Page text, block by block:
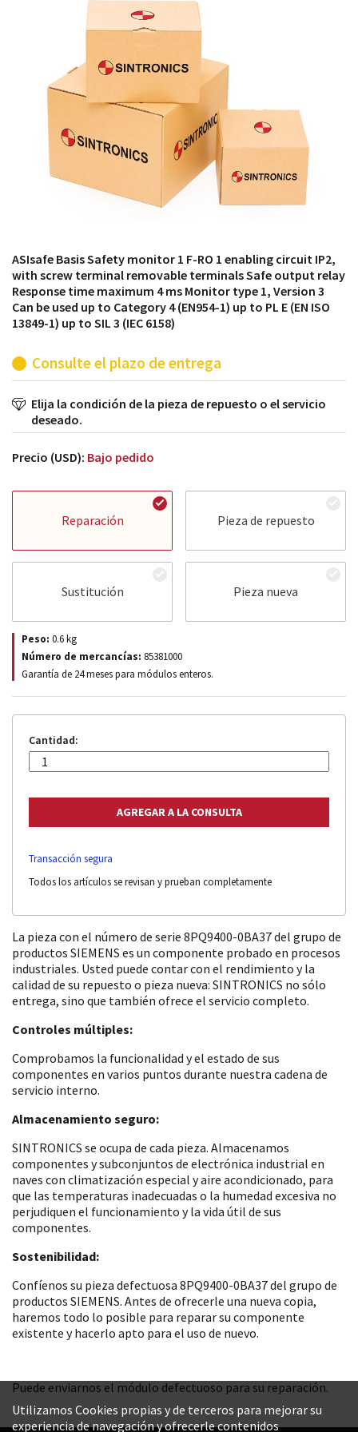
módulos antiguos a un alto nivel técnico o sustitución
de módulos descontinuados por módulos del propio
ASIsafe Basis Safety monitor 1 F-RO 1 enabling circuit IP2,
with screw terminal removable terminals Safe output relay
Response time maximum 4 ms Monitor type 1, Version 3
Can be used up to Category 4 (EN954-1) up to PL E (EN ISO
13849-1) up to SIL 3 (IEC 6158)
Consulte el plazo de entrega
Elija la condición de la pieza de repuesto o el servicio
deseado.
Precio (USD): Bajo pedido
Reparación Pieza de repuesto
Sustitución Pieza nueva
Peso: 0.6kg
Número de mercancías: 85381000
Garantía de 24 meses para módulos enteros.
Cantidad:
Transacción segura
Todos los artículos se revisan y prueban completamente
La pieza con el número de serie 8PQ9400-0BA37 del grupo de
productos SIEMENS es un componente probado en procesos
industriales. Usted puede contar con el rendimiento y la
calidad de su repuesto o pieza nueva: SINTRONICS no sólo
entrega, sino que también ofrece el servicio completo.
Controles múltiples:
Comprobamos la funcionalidad y el estado de sus
componentes en varios puntos durante nuestra cadena de
servicio interno.
Almacenamiento seguro:
SINTRONICS se ocupa de cada pieza. Almacenamos
componentes y subconjuntos de electrónica industrial en
naves con climatización especial y aire acondicionado, para
que las temperaturas inadecuadas o la humedad excesiva no
perjudiquen el funcionamiento y la vida útil de sus
componentes.
Sostenibilidad:
Confíenos su pieza defectuosa 8PQ9400-0BA37 del grupo de
productos SIEMENS. Antes de ofrecerle una nueva copia,
haremos todo lo posible para reparar su componente
existente y hacerlo apto para el uso de nuevo.
Puede enviarnos el módulo defectuoso para su reparación.
Utilizamos Cookies propias y de terceros para mejorar su
experiencia de navegación y ofrecerle contenidos